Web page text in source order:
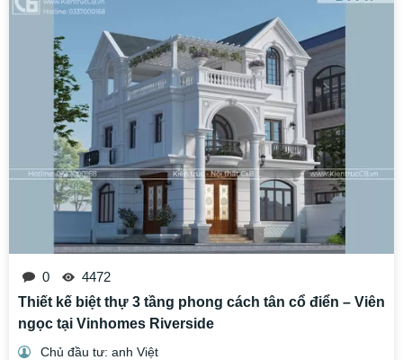
0
4472
Thiết kế biệt thự 3 tầng phong cách tân cổ điển – Viên
ngọc tại Vinhomes Riverside
Chủ đầu tư: anh Việt